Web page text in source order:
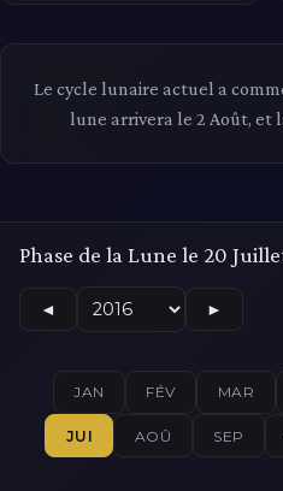
Le cycle lunaire actuel a
lune arrivera le 2 Août, et
Phase de la Lune le 20
◄ ►
JAN FÉV MAR
JUI AOÛ SEP